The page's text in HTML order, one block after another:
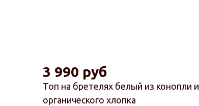
Топ на бретелях белый из конопли и
органического хлопка
3 990 руб